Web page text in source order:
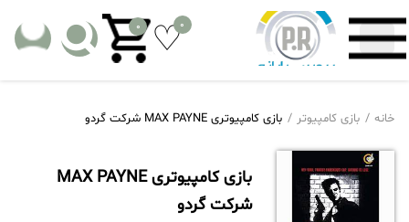
0
0
خانه بازی کامپیوتر بازی کامپیوتری MAX PAYNE شرکت گردو
بازی کامپیوتری MAX PAYNE
شرکت گردو